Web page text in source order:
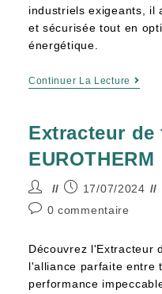
industriels exigeants, il
et sécurisée tout en
énergétique.
Continuer La Lecture
Extracteur de
EUROTHERM
17/07/2024
0 commentaire
Découvrez l'Extracteur
l'alliance parfaite entre
performance